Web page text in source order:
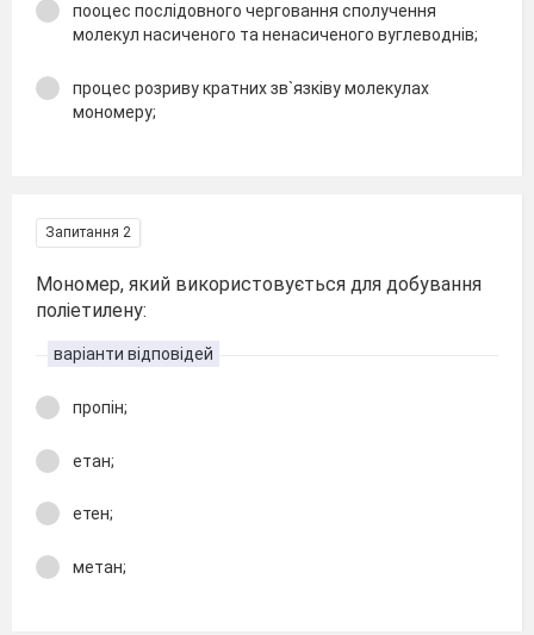
пооцес послідовного черговання сполучення
молекул насиченого та ненасиченого вуглеводнів;
процес розриву кратних зв`язківу молекулах
мономеру;
Запитання 2
Мономер, який використовується для добування
поліетилену:
варіанти відповідей
пропін;
етан;
етен;
метан;